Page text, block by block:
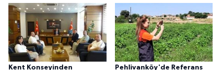
Kent Konseyinden
Pehlivanköy'de Referans